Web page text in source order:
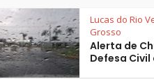
Lucas do Rio
Grosso
Alerta de
Defesa